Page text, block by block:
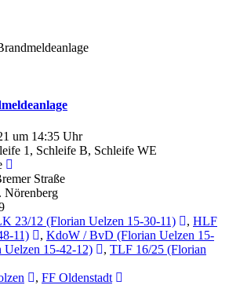
um 14:35 Uhr
1, Schleife B, Schleife WE
Straße
23/12 (Florian Uelzen 15-30-11) , HLF
11)
, KdoW / BvD (Florian Uelzen 15-
15-42-12) , TLF 16/25 (Florian
, FF Oldenstadt